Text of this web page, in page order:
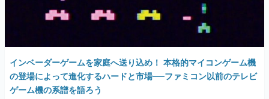
インベーダーゲームを家庭へ送り込め！ 本格的マイコンゲーム機
の登場によって進化するハードと市場──ファミコン以前のテレビ
ゲーム機の系譜を語ろう